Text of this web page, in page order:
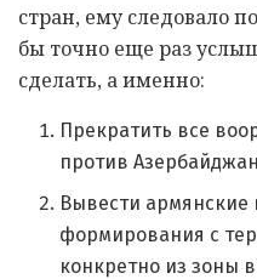
стран, ему следовало
бы точно еще раз
сделать, а именно:
Прекратить все
против
Вывести
формирования с
конкретно из зоны